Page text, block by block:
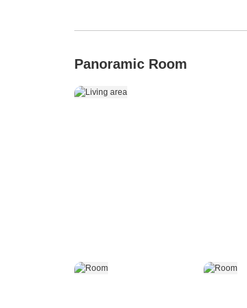
Panoramic Room